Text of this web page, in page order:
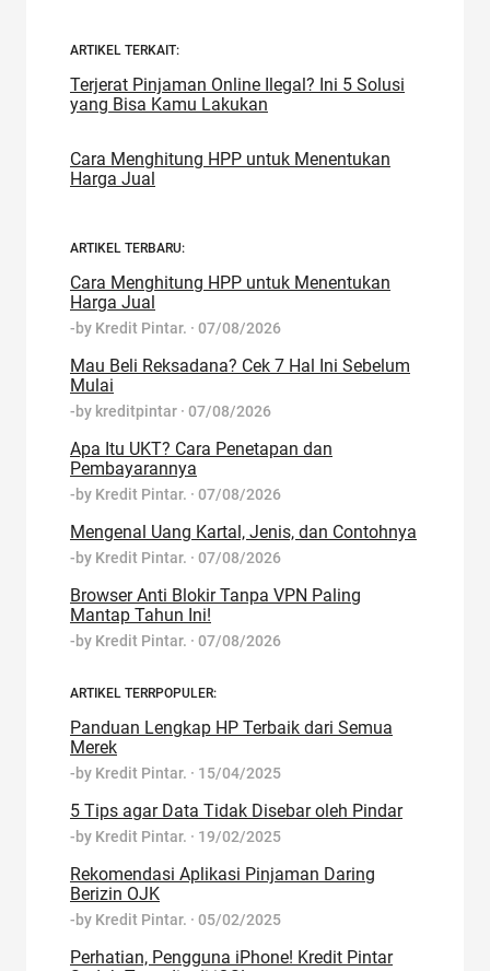
ARTIKEL TERKAIT:
Terjerat Pinjaman Online Ilegal? Ini 5 Solusi
yang Bisa Kamu Lakukan
Cara Menghitung HPP untuk Menentukan
Harga Jual
ARTIKEL TERBARU:
Cara Menghitung HPP untuk Menentukan
Harga Jual
-by Kredit Pintar. · 07/08/2026
Mau Beli Reksadana? Cek 7 Hal Ini Sebelum
Mulai
-by kreditpintar · 07/08/2026
Apa Itu UKT? Cara Penetapan dan
Pembayarannya
-by Kredit Pintar. · 07/08/2026
Mengenal Uang Kartal, Jenis, dan Contohnya
-by Kredit Pintar. · 07/08/2026
Browser Anti Blokir Tanpa VPN Paling
Mantap Tahun Ini!
-by Kredit Pintar. · 07/08/2026
ARTIKEL TERRPOPULER:
Panduan Lengkap HP Terbaik dari Semua
Merek
-by Kredit Pintar. · 15/04/2025
5 Tips agar Data Tidak Disebar oleh Pindar
-by Kredit Pintar. · 19/02/2025
Rekomendasi Aplikasi Pinjaman Daring
Berizin OJK
-by Kredit Pintar. · 05/02/2025
Perhatian, Pengguna iPhone! Kredit Pintar